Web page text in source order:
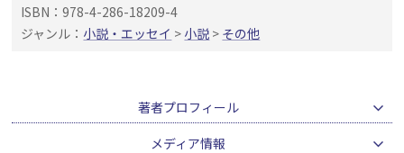
ISBN：978-4-286-18209-4
ジャンル： 小説・エッセイ > 小説 > その他
著者プロフィール
メディア情報